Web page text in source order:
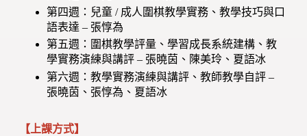
第四週：兒童 / 成人圍棋教學實務、教學技巧與口
語表達 – 張惇為
第五週：圍棋教學評量、學習成長系統建構、教
學實務演練與講評 – 張曉茵、陳美玲、夏語冰
第六週：教學實務演練與講評、教師教學自評 –
張曉茵、張惇為、夏語冰
【上課方式】